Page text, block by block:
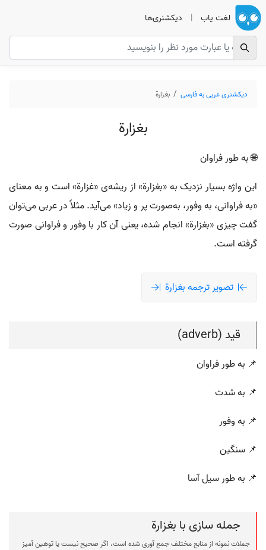
لغت یاب | دیکشنری‌ها
دیکشنری عربی به فارسی بغزارة
بغزارة
🌐 به طور فراوان
این واژه بسیار نزدیک به «بغزارة» از ریشه‌ی «غزارة» است و به معنای
«به فراوانی، به وفور، به‌صورت پر و زیاد» می‌آید. مثلاً در عربی می‌توان
گفت چیزی «بغزارة» انجام شده، یعنی آن کار با وفور و فراوانی صورت
گرفته است.
تصویر ترجمه بغزارة
قید (adverb)
📌 به طور فراوان
📌 به شدت
📌 به وفور
📌 سنگین
📌 به طور سیل آسا
جمله سازی با بغزارة
جملات نمونه از منابع مختلف جمع آوری شده است، اگر صحیح نیست یا توهین آمیز